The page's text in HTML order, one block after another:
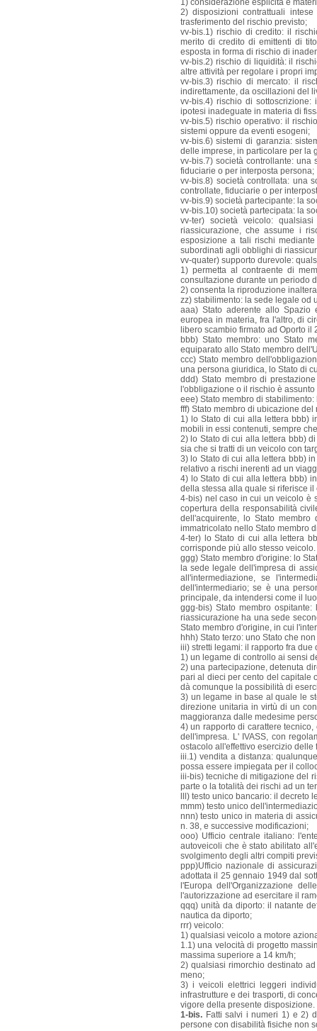
1) considerazione esplicita e
2) disposizioni contrattuali
trasferimento del rischio previsto;
vv-bis.1) rischio di credito: il
merito di credito di emittenti di
esposta in forma di rischio di
vv-bis.2) rischio di liquidità: il
altre attività per regolare i propri
vv-bis.3) rischio di mercato: il
indirettamente, da oscillazioni del
vv-bis.4) rischio di
ipotesi inadeguate in materia di
vv-bis.5) rischio operativo: il
sistemi oppure da eventi esogeni;
vv-bis.6) sistemi di garanzia:
delle imprese, in particolare per la
vv-bis.7) società controllante:
fiduciarie o per interposta persona;
vv-bis.8) società controllata: una
controllate, fiduciarie o per
vv-bis.9) società partecipante: la
vv-bis.10) società partecipata: la
vv-ter) società veicolo:
riassicurazione, che assume i
esposizione a tali rischi
subordinati agli obblighi di
vv-quater) supporto durevole:
1) permetta al contraente di
consultazione durante un periodo
2) consenta la riproduzione
zz) stabilimento: la sede legale od
aaa) Stato aderente allo Spazio
europea in materia, fra l'altro, di
libero scambio firmato ad Oporto
bbb) Stato membro: uno Stato
equiparato allo Stato membro
ccc) Stato membro
una persona giuridica, lo Stato di
ddd) Stato membro di
l'obbligazione o il rischio è
eee) Stato membro di
fff) Stato membro di ubicazione del
1) lo Stato di cui alla lettera bbb)
mobili in essi contenuti, sempre
2) lo Stato di cui alla lettera bbb)
sia che si tratti di un veicolo con
3) lo Stato di cui alla lettera bbb)
relativo a rischi inerenti ad un
4) lo Stato di cui alla lettera bbb)
della stessa alla quale si riferisce
4-bis) nel caso in cui un veicolo è
copertura della responsabilità
dell'acquirente, lo Stato
immatricolato nello Stato membro
4-ter) lo Stato di cui alla lettera
corrisponde più allo stesso veicolo.
ggg) Stato membro d'origine: lo
la sede legale dell'impresa di
all'intermediazione, se
dell'intermediario; se è una
principale, da intendersi come il
ggg-bis) Stato membro
riassicurazione ha una sede
Stato membro d'origine, in cui
hhh) Stato terzo: uno Stato che
iii) stretti legami: il rapporto fra
1) un legame di controllo ai sensi
2) una partecipazione, detenuta
pari al dieci per cento del capitale
dà comunque la possibilità di
3) un legame in base al quale le
direzione unitaria in virtù di un
maggioranza dalle medesime
4) un rapporto di carattere
dell'impresa. L' IVASS, con
ostacolo all'effettivo esercizio
iii.1) vendita a distanza:
possa essere impiegata per il
iii-bis) tecniche di mitigazione del
parte o la totalità dei rischi ad un
lll) testo unico bancario: il decreto
mmm) testo unico
nnn) testo unico in materia di
n. 38, e successive modificazioni;
ooo) Ufficio centrale italiano:
autoveicoli che è stato abilitato
svolgimento degli altri compiti
ppp)Ufficio nazionale di
adottata il 25 gennaio 1949 dal
l'Europa dell'Organizzazione
l'autorizzazione ad esercitare il
qqq) unità da diporto: il natante
nautica da diporto;
rrr) veicolo:
1) qualsiasi veicolo a motore
1.1) una velocità di progetto
massima superiore a 14 km/h;
2) qualsiasi rimorchio destinato
meno;
3) i veicoli elettrici leggeri
infrastrutture e dei trasporti, di
vigore della presente disposizione.
1-bis. Fatti salvi i numeri 1) e 2)
persone con disabilità fisiche non